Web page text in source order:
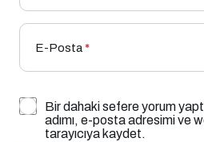
E-Posta*
Bir dahaki sefere yorum
adımı, e-posta adresimi ve
tarayıcıya kaydet.